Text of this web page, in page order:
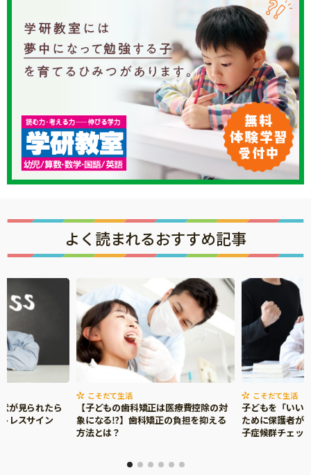
よく読まれるおすすめ記事
が見られたら
レスサイン
こそだて生活
【子どもの歯科矯正は医療費控除の対
象になる⁉】歯科矯正の負担を抑える
方法とは？
こそだて生活
子どもを「いい
ために保護者が
子症候群チェッ